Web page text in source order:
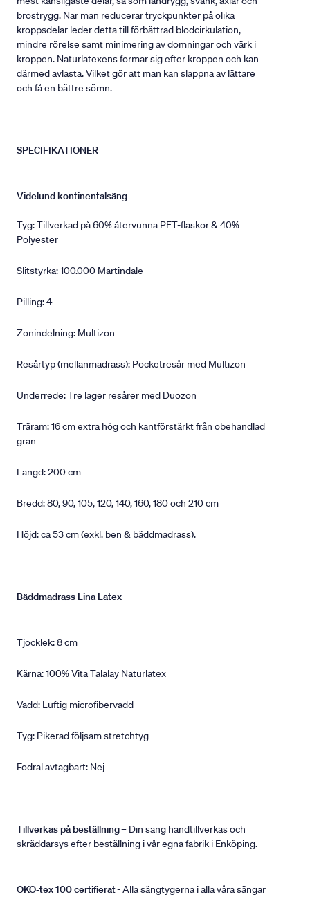
bröstrygg. När man reducerar tryckpunkter på olika
kroppsdelar leder detta till förbättrad blodcirkulation,
mindre rörelse samt minimering av domningar och värk i
kroppen. Naturlatexens formar sig efter kroppen och kan
därmed avlasta. Vilket gör att man kan slappna av lättare
och få en bättre sömn.
SPECIFIKATIONER
Videlund kontinentalsäng
Tyg: Tillverkad på 60% återvunna PET-flaskor & 40%
Polyester
Slitstyrka: 100.000 Martindale
Pilling: 4
Zonindelning: Multizon
Resårtyp (mellanmadrass): Pocketresår med Multizon
Underrede: Tre lager resårer med Duozon
Träram: 16 cm extra hög och kantförstärkt från obehandlad
gran
Längd: 200 cm
Bredd: 80, 90, 105, 120, 140, 160, 180 och 210 cm
Höjd: ca 53 cm (exkl. ben & bäddmadrass).
Bäddmadrass Lina Latex
Tjocklek: 8 cm
Kärna: 100% Vita Talalay Naturlatex
Vadd: Luftig microfibervadd
Tyg: Pikerad följsam stretchtyg
Fodral avtagbart: Nej
Tillverkas på beställning– Din säng handtillverkas och
skräddarsys efter beställning i vår egna fabrik i Enköping.
ÖKO-tex 100 certifierat- Alla sängtygerna i alla våra sängar